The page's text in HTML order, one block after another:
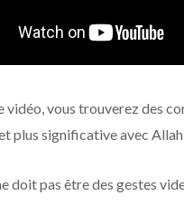
vidéo, vous trouverez des
plus significative avec
doit pas être des gestes